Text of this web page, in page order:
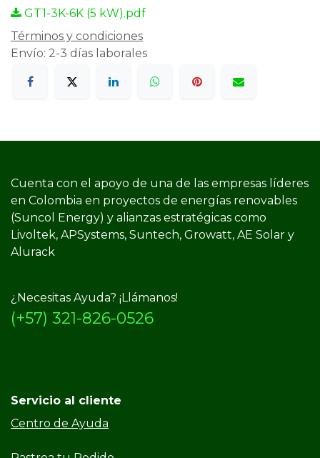
GT1-3K-6K (5 kW).pdf
Términos y condiciones
Envío: 2-3 días laborales
Cuenta con el apoyo de una de las empresas líderes
en Colombia en proyectos de energías renovables
(Suncol Energy) y​ alianzas estratégicas como
Livoltek, APSystems, Suntech, Growatt, AE Solar y
Alurack
¿Necesitas Ayuda? ¡Llámanos!
(+57) 321-826-0526
Servicio al cliente
Centro de Ayuda